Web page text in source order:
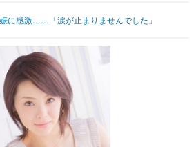
その他
に感激……「涙が止まりませんでした」